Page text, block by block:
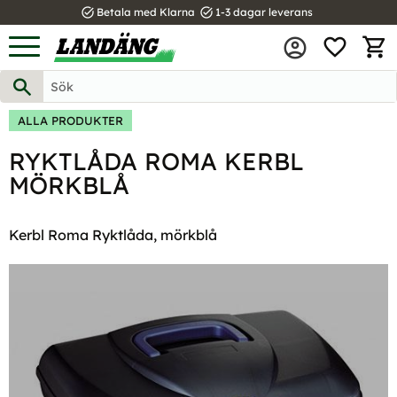
Meny
task_alt Betala med Klarna task_alt 1-3 dagar leverans
ALLA PRODUKTER
RYKTLÅDA ROMA KERBL
MÖRKBLÅ
Kerbl Roma Ryktlåda, mörkblå